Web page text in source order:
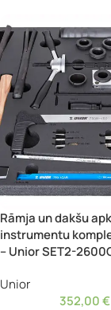
Rāmja un dakšu
instrumentu
– Unior SET2-
Unior
352,00€